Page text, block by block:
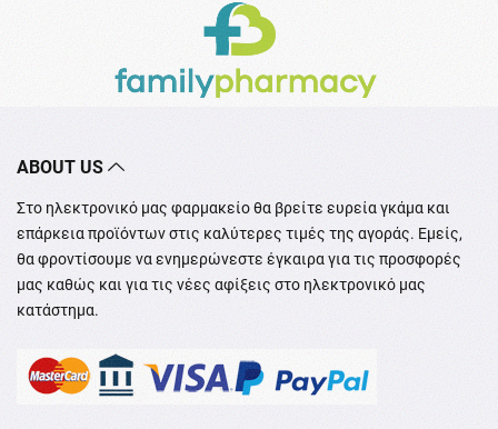
ABOUT US
Στο ηλεκτρονικό μας φαρμακείο θα βρείτε ευρεία γκάμα και
επάρκεια προϊόντων στις καλύτερες τιμές της αγοράς. Εμείς,
θα φροντίσουμε να ενημερώνεστε έγκαιρα για τις προσφορές
μας καθώς και για τις νέες αφίξεις στο ηλεκτρονικό μας
κατάστημα.